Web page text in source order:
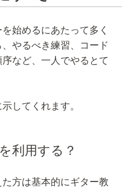
始めるにあたって多く
やるべき練習、コード
など、一人でやるとて
してくれます。
利用する？
方は基本的にギター教